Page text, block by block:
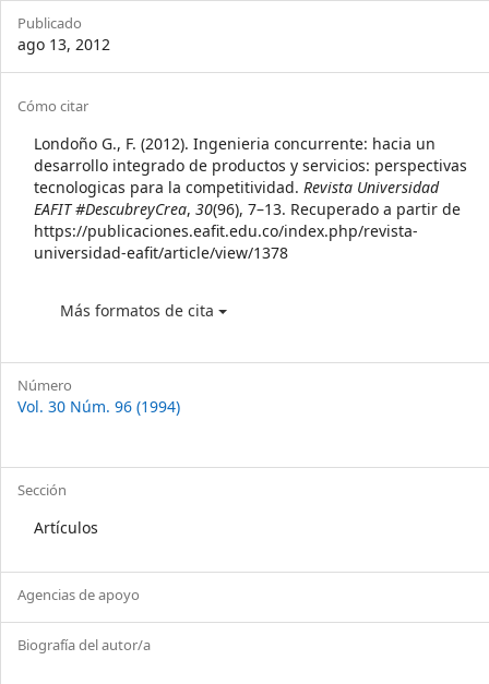
Sidebar
Publicado
ago 13, 2012
Article
Details
Cómo citar
Londoño G., F. (2012). Ingenieria concurrente: hacia un
desarrollo integrado de productos y servicios: perspectivas
tecnologicas para la competitividad. Revista Universidad
EAFIT #DescubreyCrea, 30(96), 7–13. Recuperado a partir de
https://publicaciones.eafit.edu.co/index.php/revista-
universidad-eafit/article/view/1378
Más formatos de cita
Número
Vol. 30 Núm. 96 (1994)
Sección
Artículos
Agencias de apoyo
Biografía del autor/a